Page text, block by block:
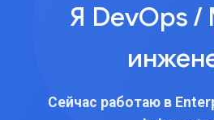
Я DevOps /
Сейчас работаю в